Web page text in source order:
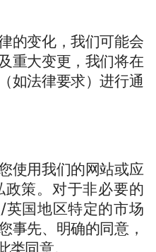
的变化，我们可能会
重大变更，我们将在
如法律要求）进行通
使用我们的网站或应
策。对于非必要的
英国地区特定的市场
事先、明确的同意，